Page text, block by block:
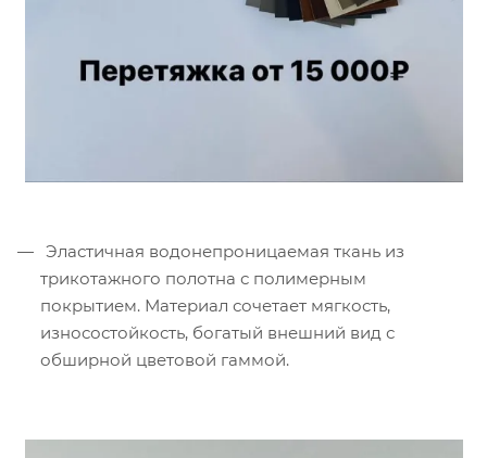
Эластичная водонепроницаемая ткань из
трикотажного полотна с полимерным
покрытием. Материал сочетает мягкость,
износостойкость, богатый внешний вид с
обширной цветовой гаммой.